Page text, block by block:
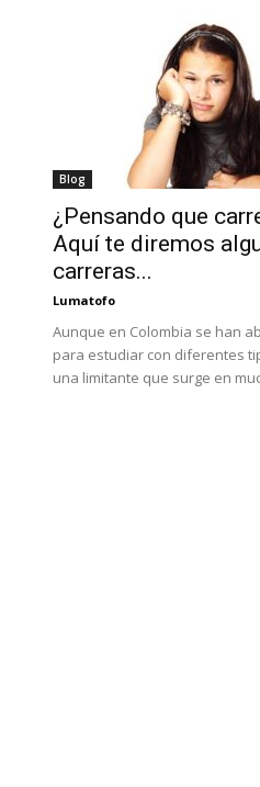
el
Blog
¿Pensando que
Aquí te diremos
carreras...
Lumatofo
Aunque en Colombia se han
para estudiar con diferentes
una limitante que surge en